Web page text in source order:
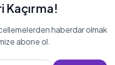
Kaçırma!
haberdar olmak
abone ol.